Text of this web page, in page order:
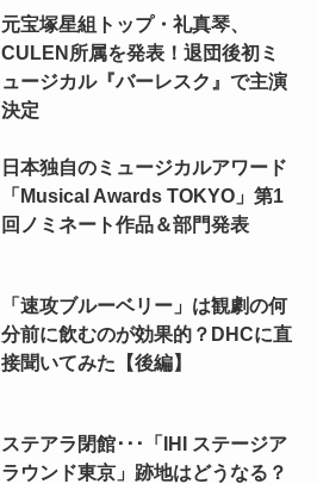
元宝塚星組トップ・礼真琴、
CULEN所属を発表！退団後初ミ
ュージカル『バーレスク』で主演
決定
日本独自のミュージカルアワード
「Musical Awards TOKYO」第1
回ノミネート作品＆部門発表
「速攻ブルーベリー」は観劇の何
分前に飲むのが効果的？DHCに直
接聞いてみた【後編】
ステアラ閉館･･･「IHI ステージア
ラウンド東京」跡地はどうなる？